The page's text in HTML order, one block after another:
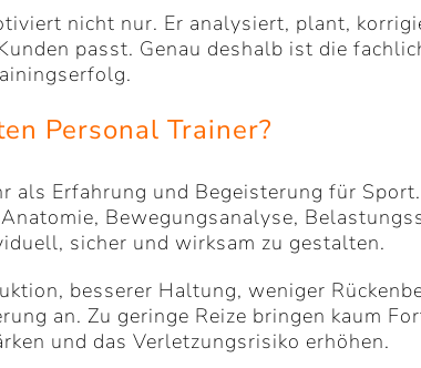
nicht nur. Er analysiert, plant,
passt. Genau deshalb ist die
Personal Trainer?
als Erfahrung und Begeisterung für
Bewegungsanalyse,
sicher und wirksam zu gestalten.
besserer Haltung, weniger
an. Zu geringe Reize bringen kaum
und das Verletzungsrisiko erhöhen.